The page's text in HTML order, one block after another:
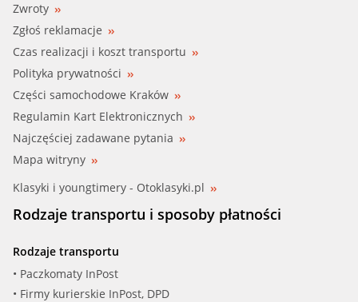
TOPRAN (400 703)
TRISCAN (8625 38092)
VALEO (820202)
VOLVO (3416584)
VOLVO (3416584-5)
Zwroty
Zgłoś reklamacje
Czas realizacji i koszt transportu
Polityka prywatności
Części samochodowe Kraków
Regulamin Kart Elektronicznych
Najczęściej zadawane pytania
Mapa witryny
Klasyki i youngtimery - Otoklasyki.pl
Rodzaje transportu i sposoby płatności
Rodzaje transportu
• Paczkomaty InPost
• Firmy kurierskie InPost, DPD